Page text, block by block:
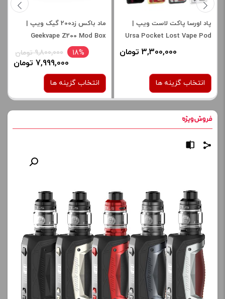
پاد اورسا پاکت لاست ویپ |
Ursa Pocket Lost Vape Pod
3,300,000 تومان
انتخاب گزینه ها
نمایش قیمت ، گزینه های
محصول را از کادر بالا انتخاب
کنید.
آخرین بروزرسانی
قیمت: 13 ساعت پیش
تمامی قیمت ها بروز
ماد باکس زد200 گیک ویپ |
Geekvape Z200 Mod Box
18% 9,800,000 تومان
7,999,000 تومان
انتخاب گزینه ها
نمایش قیمت ، گزینه های
محصول را از کادر بالا انتخاب
کنید.
آخرین بروزرسانی
قیمت: 11 ساعت پیش
تمامی قیمت ها بروز